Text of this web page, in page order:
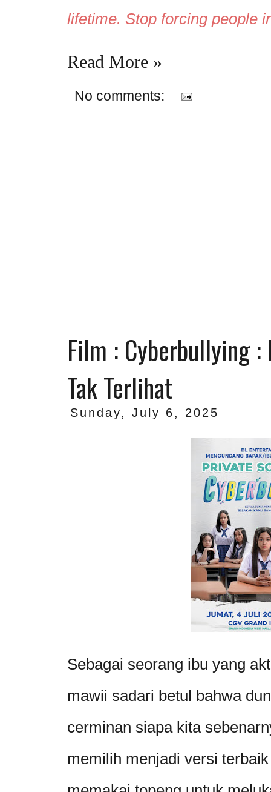
lifetime. Stop forcing people
Read More »
No comments:
Film : Cyberbullying :
Tak Terlihat
Sunday, July 6, 2025
Sebagai seorang ibu yang
mawii sadari betul bahwa
cerminan siapa kita
memilih menjadi versi